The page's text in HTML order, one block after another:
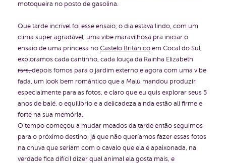
motoqueira no posto de gasolina.
Que tarde incrivel foi esse ensaio, o dia estava lindo, com um
clima super agradável, uma vibe maravilhosa pra iniciar o
ensaio de uma princesa no Castelo Britânico em Cocal do Sul,
exploramos cada cantinho, cada louça da Rainha Elizabeth
rsrs,depois fomos para o jardim externo e agora com uma vibe
fada, um look bem romântico que a Malú mandou produzir
especialmente para as fotos, e claro que eu quis explorar seus 5
anos de balé, o equilibrio e a delicadeza ainda estão ali firme e
forte na sua memória.
O tempo começou a mudar meados da tarde então seguimos
para o próximo destino, já que não queríamos fazer essas fotos
na chuva que seriam com o cavalo que ela é apaixonada, na
verdade fica difícil dizer qual animal ela gosta mais, e